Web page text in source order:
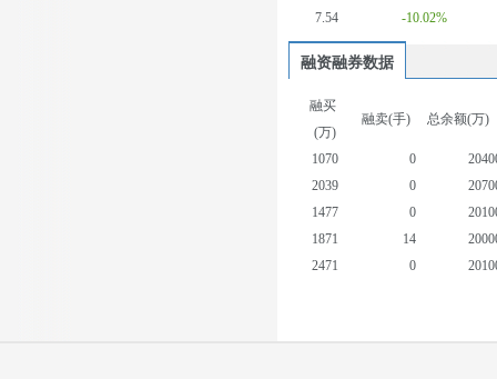
7.54
-10.02%
融资融券数据
融买
(万)
融卖(手) 总余额(万)
1070 0
2039
0
1477
0
1871
14
2471
0
1930
6